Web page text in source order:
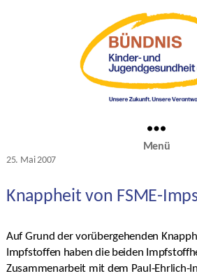
Menü
Kategorien
Veröffentlichungsdatum
25. Mai 2007
Knappheit von FSME-
Auf Grund der vorübergehenden
Impfstoffen haben die beiden
Zusammenarbeit mit dem Paul-Ehrlich-